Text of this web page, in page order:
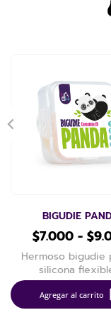
BIGUDIE
$7.000 - $
Hermoso bigudie
silicona
Agregar al carrito